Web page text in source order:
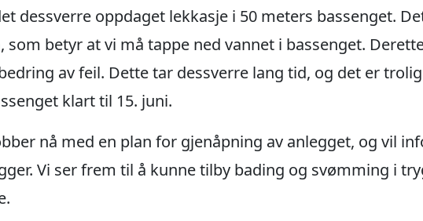
dessverre oppdaget lekkasje i 50 meters bassenget.
som betyr at vi må tappe ned vannet i bassenget.
av feil. Dette tar dessverre lang tid, og det er
klart til 15. juni.
nå med en plan for gjenåpning av anlegget, og vil
Vi ser frem til å kunne tilby bading og svømming i